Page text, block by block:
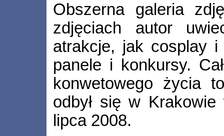
Obszerna galeria
zdjęciach autor
atrakcje, jak cosplay
panele i konkursy.
konwetowego życia
odbył się w
lipca 2008.